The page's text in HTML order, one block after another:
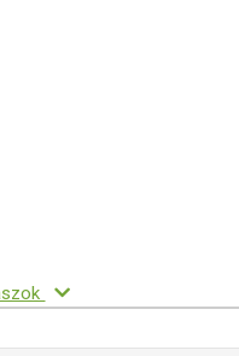
víz,
tojás helyett
a lisztet, a
a tésztát a